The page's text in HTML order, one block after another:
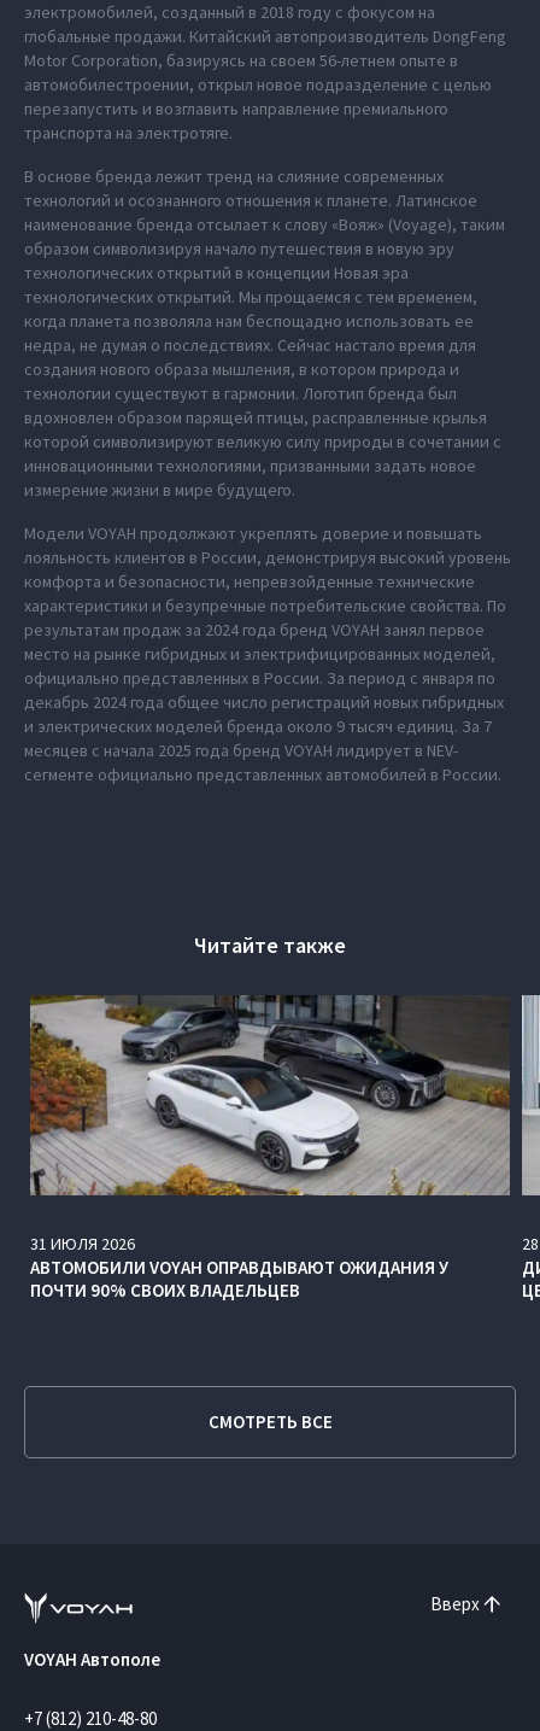
электромобилей, созданный в 2018 году с фокусом на
глобальные продажи. Китайский автопроизводитель DongFeng
Motor Corporation, базируясь на своем 56-летнем опыте в
автомобилестроении, открыл новое подразделение с целью
перезапустить и возглавить направление премиального
транспорта на электротяге.
В основе бренда лежит тренд на слияние современных
технологий и осознанного отношения к планете. Латинское
наименование бренда отсылает к слову «Вояж» (Voyage), таким
образом символизируя начало путешествия в новую эру
технологических открытий в концепции Новая эра
технологических открытий. Мы прощаемся с тем временем,
когда планета позволяла нам беспощадно использовать ее
недра, не думая о последствиях. Сейчас настало время для
создания нового образа мышления, в котором природа и
технологии существуют в гармонии. Логотип бренда был
вдохновлен образом парящей птицы, расправленные крылья
которой символизируют великую силу природы в сочетании с
инновационными технологиями, призванными задать новое
измерение жизни в мире будущего.
Модели VOYAH продолжают укреплять доверие и повышать
лояльность клиентов в России, демонстрируя высокий уровень
комфорта и безопасности, непревзойденные технические
характеристики и безупречные потребительские свойства. По
результатам продаж за 2024 года бренд VOYAH занял первое
место на рынке гибридных и электрифицированных моделей,
официально представленных в России. За период с января по
декабрь 2024 года общее число регистраций новых гибридных
и электрических моделей бренда около 9 тысяч единиц. За 7
месяцев с начала 2025 года бренд VOYAH лидирует в NEV-
сегменте официально представленных автомобилей в России.
Читайте также
31 ИЮЛЯ 2026
АВТОМОБИЛИ VOYAH ОПРАВДЫВАЮТ ОЖИДАНИЯ У
ПОЧТИ 90% СВОИХ ВЛАДЕЛЬЦЕВ
28
СМОТРЕТЬ ВСЕ
Вверх
VOYAH Автополе
+7 (812) 210-48-80